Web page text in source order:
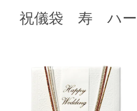
祝儀袋 寿 ハ